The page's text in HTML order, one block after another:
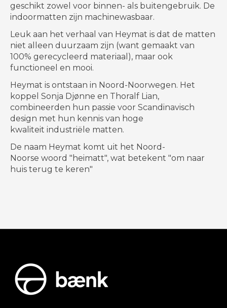
geschikt zowel voor binnen- als buitengebruik. De
indoormatten zijn machinewasbaar.
Leuk aan het verhaal van Heymat is dat de matten
niet alleen duurzaam zijn (want gemaakt van
100% gerecycleerd materiaal), maar ook
functioneel en mooi.
Heymat is ontstaan ​​in Noord-Noorwegen. Het
koppel Sonja Djønne en Thoralf Lian,
combineerden hun passie voor Scandinavisch
design met hun kennis van hoge
kwaliteit industriële matten.
De naam Heymat komt uit het Noord-
Noorse woord "heimatt", wat betekent "om naar
huis terug te keren"